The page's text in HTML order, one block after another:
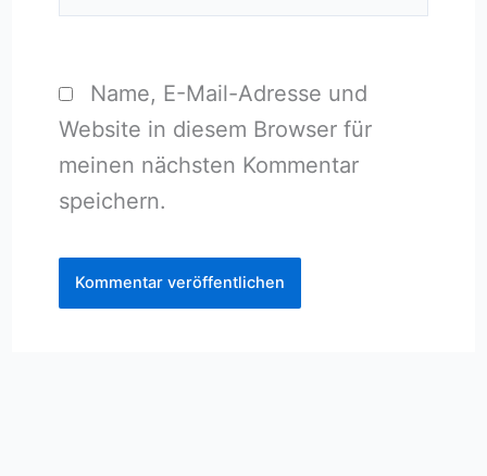
Name, E-Mail-Adresse und
Website in diesem Browser für
meinen nächsten Kommentar
speichern.